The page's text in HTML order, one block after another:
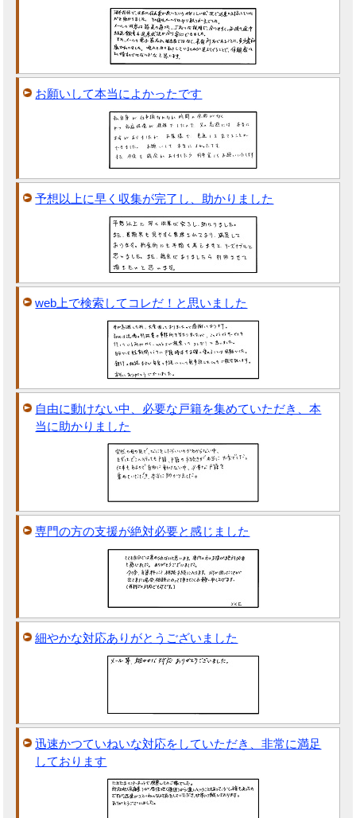
お願いして本当によかったです
予想以上に早く収集が完了し、助かりました
web上で検索してコレだ！と思いました
自由に動けない中、必要な戸籍を集めていただき、本
当に助かりました
専門の方の支援が絶対必要と感じました
細やかな対応ありがとうございました
迅速かつていねいな対応をしていただき、非常に満足
しております